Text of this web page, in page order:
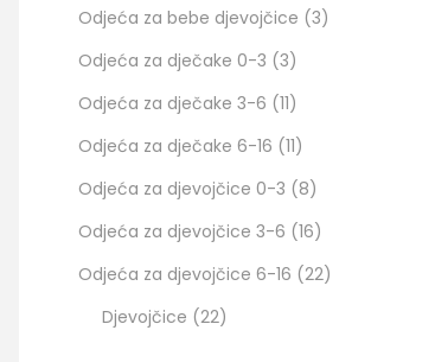
Odjeća za bebe djevojčice 3
Odjeća za dječake 0-3 3
Odjeća za dječake 3-6 11
Odjeća za dječake 6-16 11
Odjeća za djevojčice 0-3
8
Odjeća za djevojčice 3-6 16
Odjeća za djevojčice 6-16 22
Djevojčice 22